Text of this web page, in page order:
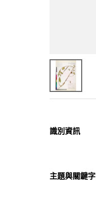
識別資訊
主題與關鍵字